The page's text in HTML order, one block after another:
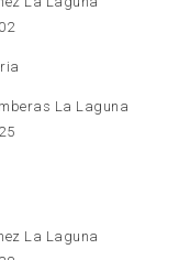
La Laguna
La Laguna